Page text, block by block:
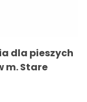
dla pieszych
m. Stare